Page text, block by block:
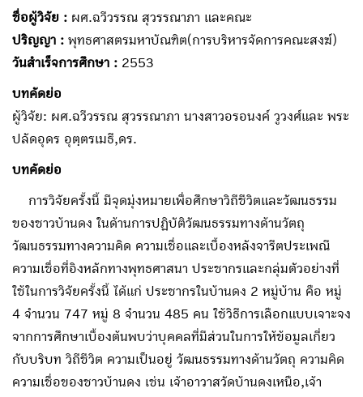
ชื่อผู้วิจัย : ผศ.ฉวีวรรณ สุวรรณาภา และคณะ
ปริญญา : พุทธศาสตรมหาบัณฑิต(การบริหารจัดการคณะสงฆ์)
วันสำเร็จการศึกษา : 2553
บทคัดย่อ
ผู้วิจัย: ผศ.ฉวีวรรณ สุวรรณาภา นางสาวอรอนงค์ วูวงศ์และ พระ
ปลัดอุดร อุตฺตรเมธี,ดร.
บทคัดย่อ
การวิจัยครั้งนี้ มีจุดมุ่งหมายเพื่อศึกษาวิถีชีวิตและวัฒนธรรม
ของชาวบ้านดง ในด้านการปฏิบัติวัฒนธรรมทางด้านวัตถุ
วัฒนธรรมทางความคิด ความเชื่อและเบื้องหลังจารีตประเพณี
ความเชื่อที่อิงหลักทางพุทธศาสนา ประชากรและกลุ่มตัวอย่างที่
ใช้ในการวิจัยครั้งนี้ ได้แก่ ประชากรในบ้านดง 2 หมู่บ้าน คือ หมู่
4 จำนวน 747 หมู่ 8 จำนวน 485 คน ใช้วิธีการเลือกแบบเจาะจง
จากการศึกษาเบื้องต้นพบว่าบุคคลที่มีส่วนในการให้ข้อมูลเกี่ยว
กับบริบท วิถีชีวิต ความเป็นอยู่ วัฒนธรรมทางด้านวัตถุ ความคิด
ความเชื่อของชาวบ้านดง เช่น เจ้าอาวาสวัดบ้านดงเหนือ,เจ้า